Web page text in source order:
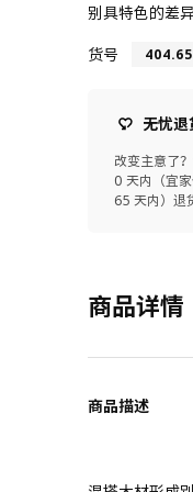
别具特色的差
货号
无忧退
改变主意了
0 天内（宜
65 天内）退
商品详情
商品描述